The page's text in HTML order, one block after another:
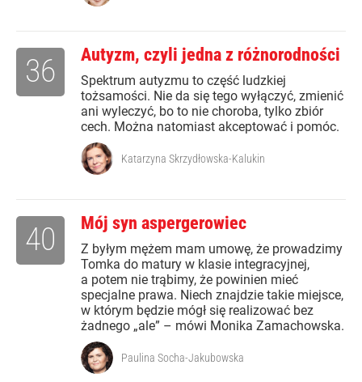
Autyzm, czyli jedna z różnorodności
Spektrum autyzmu to część ludzkiej
tożsamości. Nie da się tego wyłączyć, zmienić
ani wyleczyć, bo to nie choroba, tylko zbiór
cech. Można natomiast akceptować i pomóc.
36
Katarzyna Skrzydłowska-Kalukin
Mój syn aspergerowiec
Z byłym mężem mam umowę, że prowadzimy
Tomka do matury w klasie integracyjnej,
a potem nie trąbimy, że powinien mieć
specjalne prawa. Niech znajdzie takie miejsce,
w którym będzie mógł się realizować bez
żadnego „ale” – mówi Monika Zamachowska.
40
Paulina Socha-Jakubowska